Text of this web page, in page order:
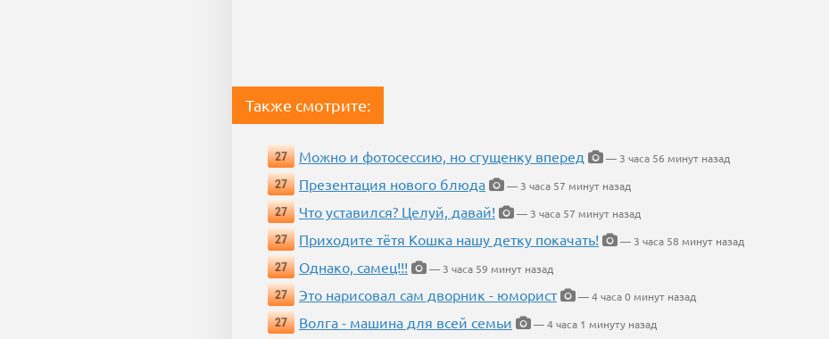
Также смотрите:
27 Можно и фотосессию, но сгущенку вперед
— 3 часа 56 минут назад
27
Презентация нового блюда
— 3 часа 57 минут назад
27
Что уставился? Целуй, давай!
— 3 часа 57 минут назад
27
Приходите тётя Кошка нашу детку покачать!
— 3 часа 58 минут назад
27
Однако, самец!!!
— 3 часа 59 минут назад
27
Это нарисовал сам дворник - юморист
— 4 часа 0 минут назад
27
Волга - машина для всей семьи
— 4 часа 1 минуту назад